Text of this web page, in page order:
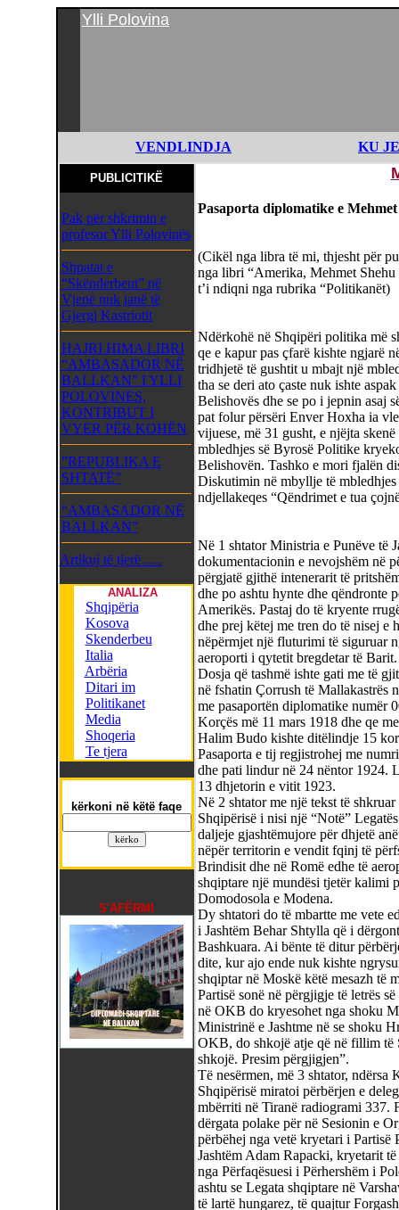
Ylli Polovina
VENDLINDJA KU
PUBLICITIKË
Pak për shkrimin e
profesor Ylli Polovinës
Shpatat e
“Skënderbeut” në
Vjenë nuk janë të
Gjergj Kastriotit
HAJRI HIMA LIBRI
“AMBASADOR NË
BALLKAN” I YLLI
POLOVINES,
KONTRIBUT I
VYER PËR KOHËN
”REPUBLIKA E
SHTATË”
“AMBASADOR NË
BALLKAN”
Artikuj të tjerë .....
ANALIZA
Shqipëria
Kosova
Skenderbeu
Italia
Arbëria
Ditari im
Politikanet
Media
Shoqeria
Te tjera
kërkoni në këtë faqe
S'AFËRMI
Pasaporta diplomatike e
(Cikël nga libra të mi, thjesht për
nga libri “Amerika, Mehmet Shehu
t’i ndiqni nga rubrika “Politikanët)
Ndërkohë në Shqipëri politika më
qe e kapur pas çfarë kishte ngjarë
tridhjetë të gushtit u mbajt një
tha se deri ato çaste nuk ishte
Belishovës dhe se po i jepnin asaj
pat folur përsëri Enver Hoxha ia
vijuese, më 31 gusht, e njëjta
mbledhjes së Byrosë Politike
Belishovën. Tashko e mori fjalën
Diskutimin në mbyllje të
ndjellakeqes “Qëndrimet e tua
Në 1 shtator Ministria e Punëve të
dokumentacionin e nevojshëm në
përgjatë gjithë intenerarit të
dhe po ashtu hynte dhe qëndronte
Amerikës. Pastaj do të kryente
dhe prej këtej me tren do të nisej e
nëpërmjet një fluturimi të siguruar
aeroporti i qytetit bregdetar të Barit.
Dosja që tashmë ishte gati me të
në fshatin Çorrush të Mallakastrës
me pasaportën diplomatike numër
Korçës më 11 mars 1918 dhe qe
Halim Budo kishte ditëlindje 15
Pasaporta e tij regjistrohej me
dhe pati lindur në 24 nëntor 1924.
13 dhjetorin e vitit 1923.
Në 2 shtator me një tekst të
Shqipërisë i nisi një “Notë”
daljeje gjashtëmujore për dhjetë
nëpër territorin e vendit fqinj të
Brindisit dhe në Romë edhe të
shqiptare një mundësi tjetër kalimi
Domodosola e Modena.
Dy shtatori do të mbartte me vete
i Jashtëm Behar Shtylla që i
Bashkuara. Ai bënte të ditur
dite, kur ajo ende nuk kishte
shqiptar në Moskë këtë mesazh
Partisë sonë në përgjigje të letrës
në OKB do kryesohet nga shoku
Ministrinë e Jashtme në se shoku
OKB, do shkojë atje që në fillim të
shkojë. Presim përgjigjen”.
Të nesërmen, më 3 shtator,
Shqipërisë miratoi përbërjen e
mbërriti në Tiranë radiogrami 337.
dërgata polake për në Sesionin e
përbëhej nga vetë kryetari i
Jashtëm Adam Rapacki, kryetarit
nga Përfaqësuesi i Përhershëm i
ashtu se Legata shqiptare në
të lartë hungarez, të quajtur